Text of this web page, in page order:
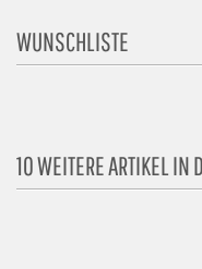
WUNSCHLISTE
10 WEITERE ARTIKEL IN